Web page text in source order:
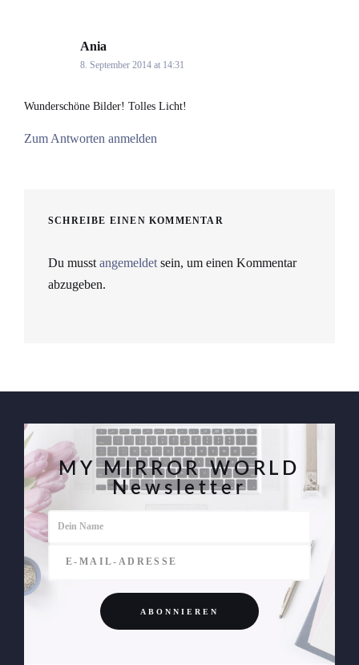
Ania
8. September 2014 at 14:31
Wunderschöne Bilder! Tolles Licht!
Zum Antworten anmelden
SCHREIBE EINEN KOMMENTAR
Du musst angemeldet sein, um einen Kommentar
abzugeben.
MY MIRROR WORLD
Newsletter